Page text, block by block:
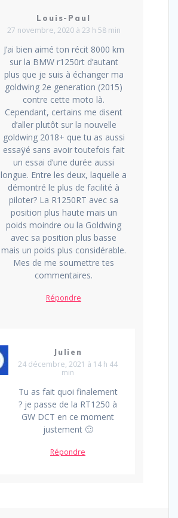
Louis-Paul
27 novembre, 2020 à 23 h 58 min
J’ai bien aimé ton récit 8000 km
sur la BMW r1250rt d’autant
plus que je suis à échanger ma
goldwing 2e generation (2015)
contre cette moto là.
Cependant, certains me disent
d’aller plutôt sur la nouvelle
goldwing 2018+ que tu as aussi
essaÿé sans avoir toutefois fait
un essai d’une durée aussi
longue. Entre les deux, laquelle a
démontré le plus de facilité à
piloter? La R1250RT avec sa
position plus haute mais un
poids moindre ou la Goldwing
avec sa position plus basse
mais un poids plus considérable.
Mes de me soumettre tes
commentaires.
Répondre
Julien
24 décembre, 2021 à 14 h 44
min
Tu as fait quoi finalement
? je passe de la RT1250 à
GW DCT en ce moment
justement 🙂
Répondre